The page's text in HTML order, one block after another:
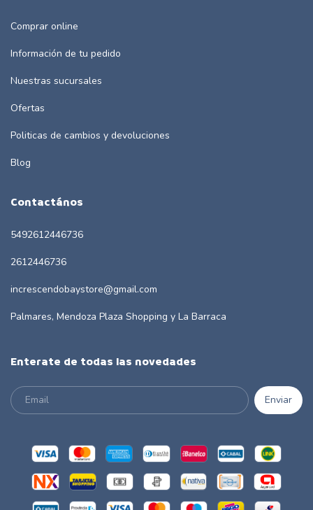
Comprar online
Información de tu pedido
Nuestras sucursales
Ofertas
Politicas de cambios y devoluciones
Blog
Contactános
5492612446736
2612446736
increscendobaystore@gmail.com
Palmares, Mendoza Plaza Shopping y La Barraca
Enterate de todas las novedades